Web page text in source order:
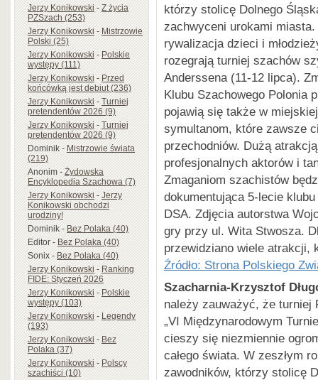
Jerzy Konikowski-Z życia
PZSzach (253)
Jerzy Konikowski-Mistrzowie
Polski (25)
Jerzy Konikowski-Polskie
występy (111)
Jerzy Konikowski-Przed
końcówką jest debiut (236)
Jerzy Konikowski-Turniej
pretendentów 2026 (9)
Jerzy Konikowski-Turniej
pretendentów 2026 (9)
Dominik-Mistrzowie świata
(219)
Anonim-Żydowska
Encyklopedia Szachowa (7)
Jerzy Konikowski-Jerzy
Konikowski obchodzi
urodziny!
Dominik-Bez Polaka (40)
Editor-Bez Polaka (40)
Sonix-Bez Polaka (40)
Jerzy Konikowski-Ranking
FIDE: Styczeń 2026
Jerzy Konikowski-Polskie
występy (103)
Jerzy Konikowski-Legendy
(193)
Jerzy Konikowski-Bez
Polaka (37)
Jerzy Konikowski-Polscy
szachiści (10)
którzy stolicę Dolnego
zachwyceni urokami miasta.
rywalizacja dzieci i
rozegrają turniej szachów
Anderssena (11-12 lipca).
Klubu Szachowego Polonia
pojawią się także w
symultanom, które zawsze
przechodniów. Dużą
profesjonalnych aktorów i
Zmaganiom szachistów
dokumentująca 5-lecie
DSA. Zdjęcia autorstwa
gry przy ul. Wita Stwosza.
przewidziano wiele atrakcji,
Źródło: Strona Polskiego
Szacharnia-Krzysztof
należy zauważyć, że turniej
„VI Międzynarodowym
cieszy się niezmiennie
całego świata. W zeszłym
zawodników, którzy stolicę